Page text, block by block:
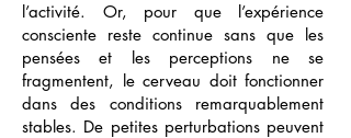
l’activité. Or, pour que l’expérience
consciente reste continue sans que les
pensées et les perceptions ne se
fragmentent, le cerveau doit fonctionner
dans des conditions remarquablement
stables. De petites perturbations peuvent